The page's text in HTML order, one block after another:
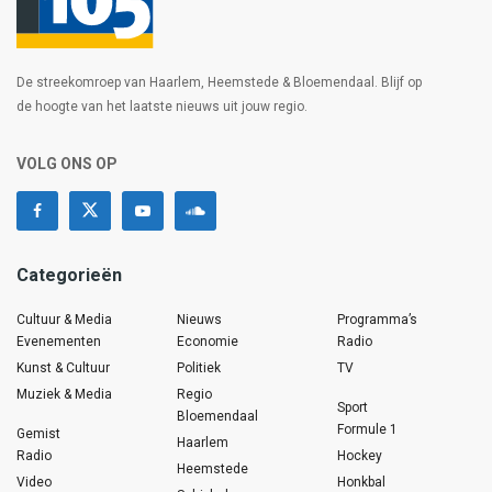
De streekomroep van Haarlem, Heemstede & Bloemendaal. Blijf op
de hoogte van het laatste nieuws uit jouw regio.
VOLG ONS OP
Categorieën
Cultuur & Media
Evenementen
Kunst & Cultuur
Muziek & Media
Gemist
Radio
Video
Nieuws
Economie
Politiek
Regio
Bloemendaal
Haarlem
Heemstede
Programma’s
Radio
TV
Sport
Formule 1
Hockey
Honkbal